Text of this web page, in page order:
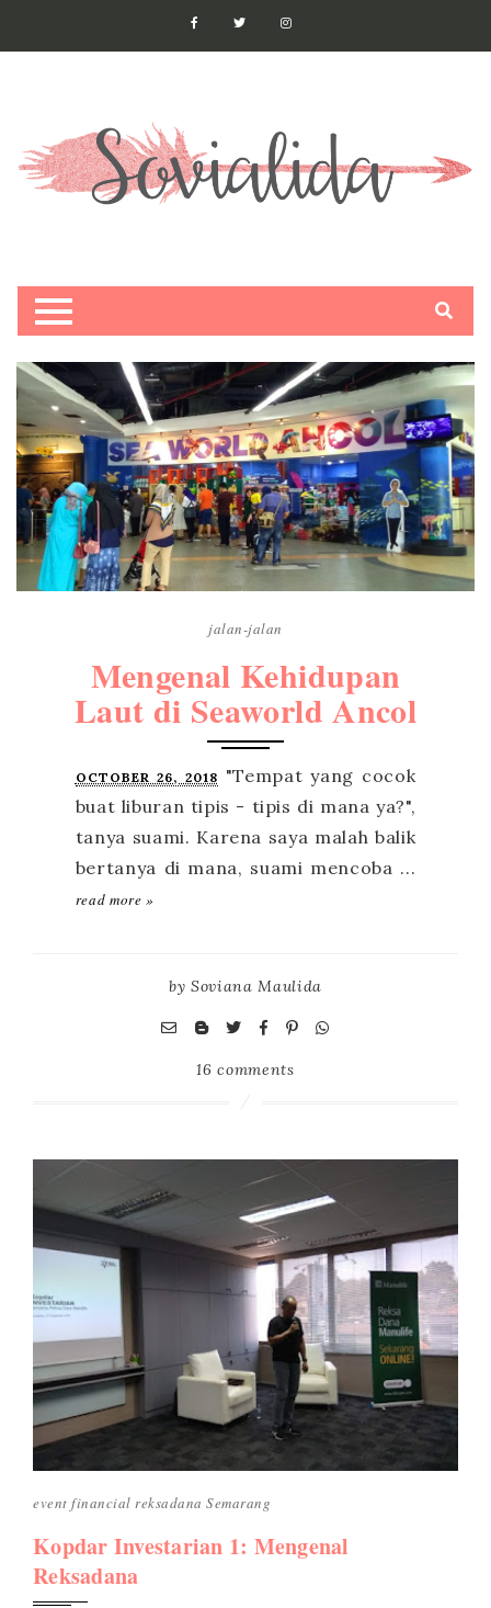
jalan-jalan
Mengenal Kehidupan
Laut di Seaworld Ancol
OCTOBER 26, 2018
read more »
bySoviana Maulida
16 comments
event financial reksadana Semarang
Kopdar Investarian 1: Mengenal
Reksadana